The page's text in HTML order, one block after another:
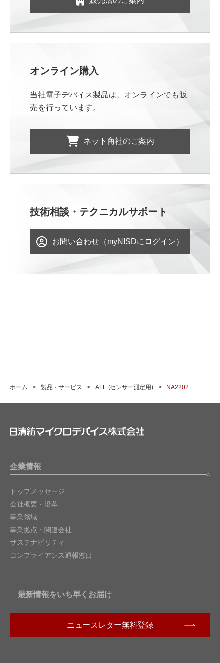
オンライン購入
当社電子デバイス製品は、オンラインでも販
売を行っています。
ネット商社のご案内
技術相談・テクニカルサポート
お問い合わせ（myNISDにログイン）
ホーム 製品・サービス AFE (センサー測定用) NA2202
企業情報
トップメッセージ
会社概要・沿革
事業領域
事業拠点・関連会社
サステナビリティ
コンプライアンス通報窓口
最新情報をいち早くお届け
ニュースレター無料登録